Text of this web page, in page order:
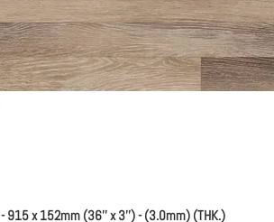
- 915 x 152mm (36'' x 3'') - (3.0mm) (THK.)